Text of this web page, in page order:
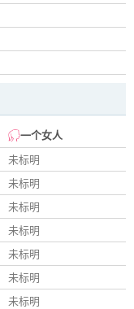
一个女人
未标明
未标明
未标明
未标明
未标明
未标明
未标明